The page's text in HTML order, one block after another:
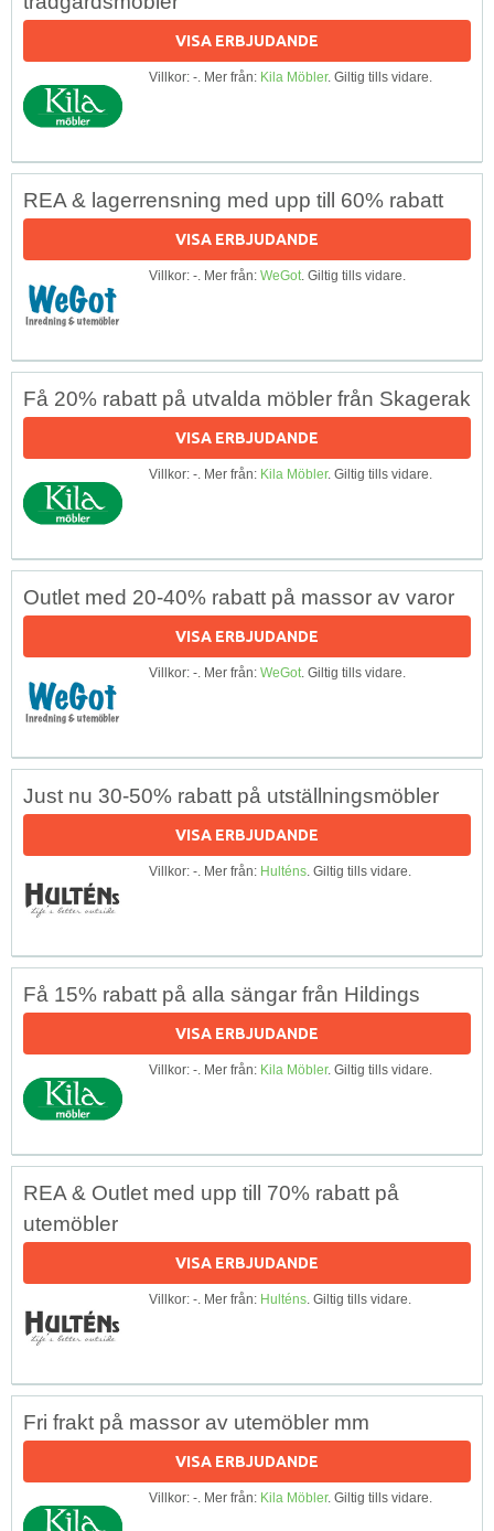
VISA ERBJUDANDE
Villkor: -. Mer från: Kila Möbler. Giltig tills vidare.
REA & lagerrensning med upp till 60% rabatt
VISA ERBJUDANDE
Villkor: -. Mer från: WeGot. Giltig tills vidare.
Få 20% rabatt på utvalda möbler från Skagerak
VISA ERBJUDANDE
Villkor: -. Mer från: Kila Möbler. Giltig tills vidare.
Outlet med 20-40% rabatt på massor av varor
VISA ERBJUDANDE
Villkor: -. Mer från: WeGot. Giltig tills vidare.
Just nu 30-50% rabatt på utställningsmöbler
VISA ERBJUDANDE
Villkor: -. Mer från: Hulténs. Giltig tills vidare.
Få 15% rabatt på alla sängar från Hildings
VISA ERBJUDANDE
Villkor: -. Mer från: Kila Möbler. Giltig tills vidare.
REA & Outlet med upp till 70% rabatt på
utemöbler
VISA ERBJUDANDE
Villkor: -. Mer från: Hulténs. Giltig tills vidare.
Fri frakt på massor av utemöbler mm
VISA ERBJUDANDE
Villkor: -. Mer från: Kila Möbler. Giltig tills vidare.